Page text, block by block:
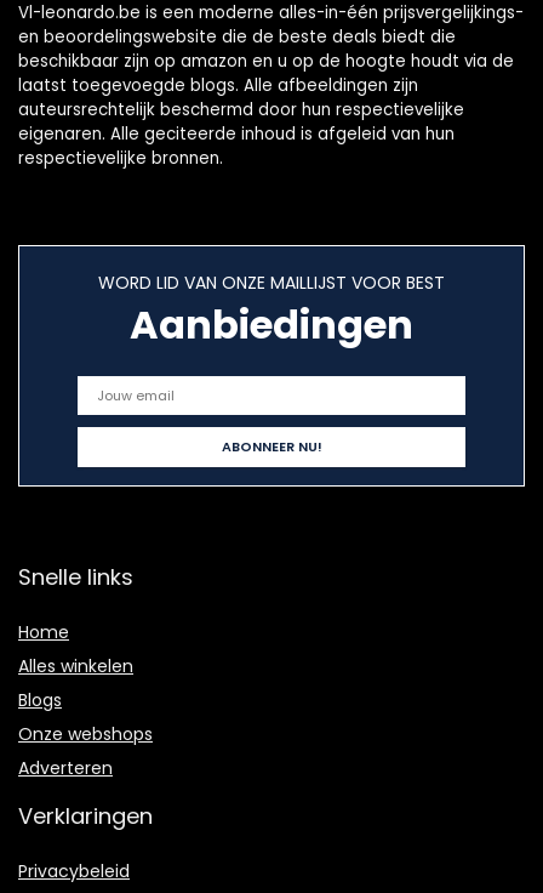
Vl-leonardo.be is een moderne alles-in-één prijsvergelijkings-
en beoordelingswebsite die de beste deals biedt die
beschikbaar zijn op amazon en u op de hoogte houdt via de
laatst toegevoegde blogs. Alle afbeeldingen zijn
auteursrechtelijk beschermd door hun respectievelijke
eigenaren. Alle geciteerde inhoud is afgeleid van hun
respectievelijke bronnen.
WORD LID VAN ONZE MAILLIJST VOOR BEST
Aanbiedingen
Snelle links
Home
Alles winkelen
Blogs
Onze webshops
Adverteren
Verklaringen
Privacybeleid